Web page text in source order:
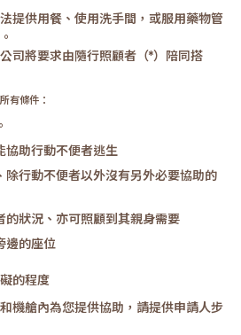
提供用餐、使用洗手間，或服用藥物管
司將要求由隨行照顧者（*）陪同搭
有條件：
協助行動不便者逃生
除行動不便者以外沒有另外必要協助的
的狀況、亦可照顧到其親身需要
邊的座位
的程度
機艙內為您提供協助，請提供申請人步